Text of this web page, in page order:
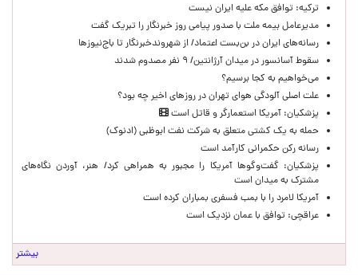
ترکیه: توافق مکه علیه ایران نیست
مدیرعامل بیمه ملت با صدور پیامی روز خبرنگار را تبریک گفت
رسانه‌های ایران در بن‌بست اعتماد/ از شهروندخبرنگار تا باج‌نیوزها
سقوط آسانسور در میدان آرژانتین/ ۹ نفر مصدوم شدند
می‌خواهیم به کجا برسیم؟
علت اصلی آلودگی هوای تهران در روزهای اخیر چه بود؟
پزشکیان: آمریکا استعمارگر و قاتل است
حمله به یک کشتی متعلق به شرکت نفت ابوظبی (ادنوک)
رسانه رکن حکمرانی کارآمد است
پزشکیان: گفت‌وگوها آمریکا را مجبور به همراهی کرد/ هنر، آوردن نگاه‌های
مشترک به میدان است
آمریکا لامرد را با بمب فسفری بمباران کرده است
عراقچی: توافق با عمان نزدیک است
بیشتر